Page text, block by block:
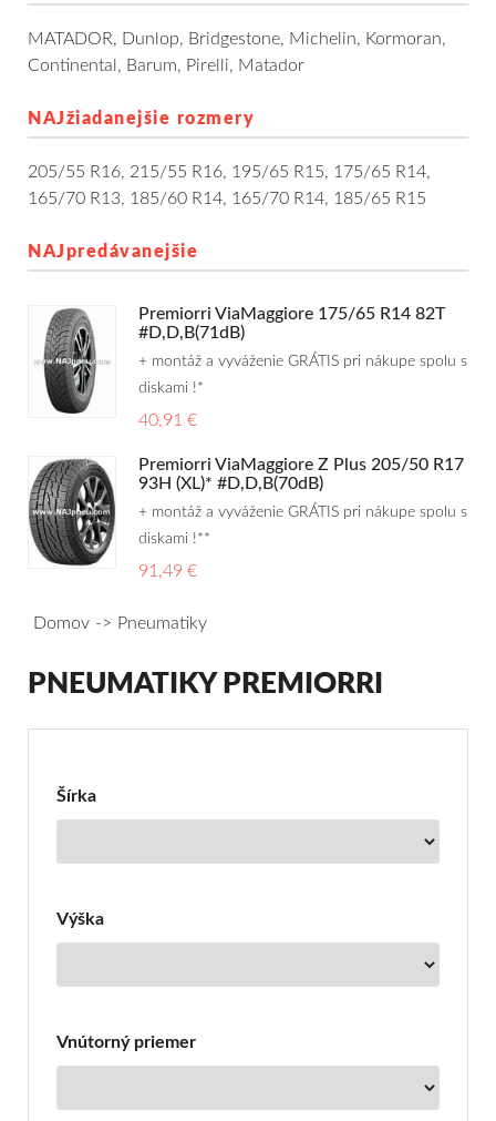
Osobné/crossover + malé úžitkové
SUV/crossover + OFFRoad-ové
Plechové
Puklice na kolesá Kontakt Blog
MATADOR, Dunlop, Bridgestone, Michelin, Kormoran,
Continental , Barum, Pirelli, Matador
NAJžiadanejšie rozmery
205/55 R16, 215/55 R16, 195/65 R15, 175/65 R14,
165/70 R13, 185/60 R14, 165/70 R14, 185/65 R15
NAJpredávanejšie
Premiorri ViaMaggiore 175/65 R14 82T
#D,D,B(71dB)
+ montáž a vyváženie GRÁTIS pri nákupe spolu s
diskami !*
40,91 €
Premiorri ViaMaggiore Z Plus 205/50 R17
93H (XL)* #D,D,B(70dB)
+ montáž a vyváženie GRÁTIS pri nákupe spolu s
diskami !**
91,49 €
Domov Pneumatiky
PNEUMATIKY PREMIORRI
Pneumatiky
Premiorri
Šírka
Výška
Vnútorný priemer